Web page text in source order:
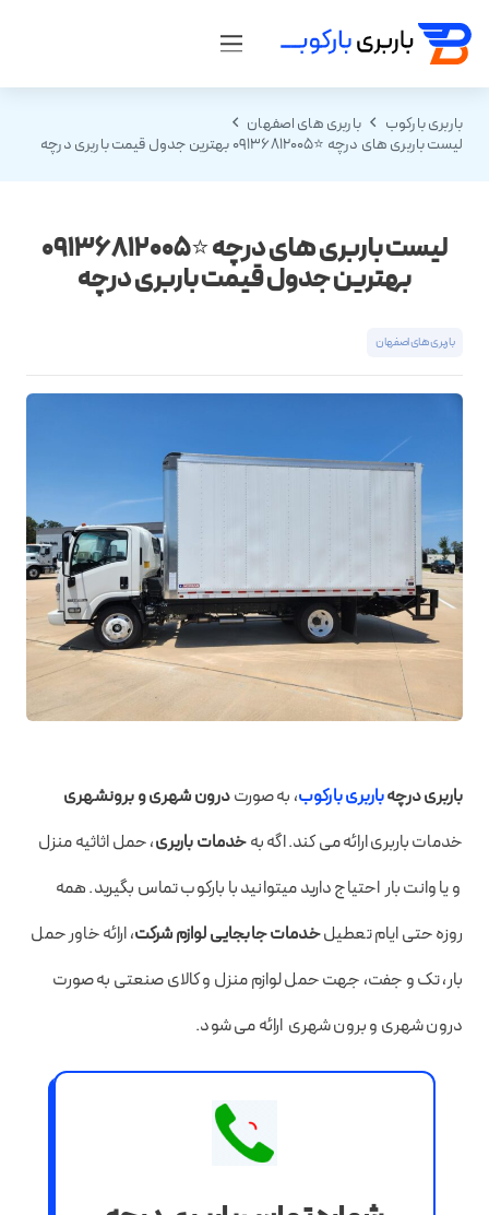
باربری بارکوب
باربری های اصفهان
لیست باربری های درچه ⭐️09136812005 بهترین جدول قیمت باربری درچه
لیست باربری های درچه ⭐️09136812005
بهترین جدول قیمت باربری درچه
باربری های اصفهان
باربری درچهباربری بارکوب، به صورتدرون شهری و برونشهری
خدمات باربری ارائه می کند. اگه بهخدمات باربری، حمل اثاثیه منزل
و یا وانت بار احتیاج دارید میتوانید با بارکوب تماس بگیرید. همه
روزه حتی ایام تعطیلخدمات جابجایی لوازم شرکت، ارائه خاور حمل
بار، تک و جفت، جهت حمل لوازم منزل و کالای صنعتی به صورت
درون شهری و برون شهری ارائه می شود.